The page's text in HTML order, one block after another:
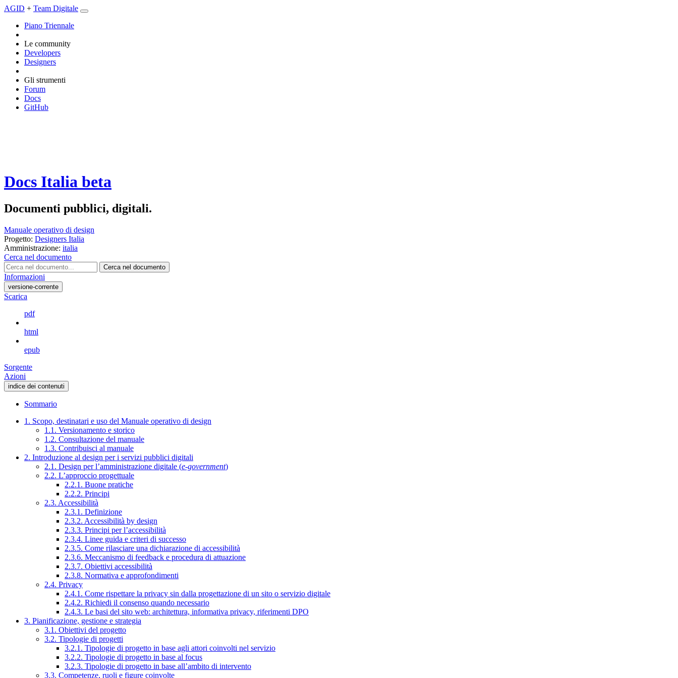
AGID + Team Digitale
Piano Triennale
Le community
Developers
Designers
Gli strumenti
Forum
Docs
GitHub
Docs Italia beta
Documenti pubblici, digitali.
Manuale operativo di design
Progetto: Designers Italia
Amministrazione: italia
Cerca nel documento
Cerca nel documento
Informazioni
versione-corrente
Scarica
pdf
html
epub
Sorgente
Azioni
indice dei contenuti
Sommario
1. Scopo, destinatari e uso del Manuale operativo di design
1.1. Versionamento e storico
1.2. Consultazione del manuale
1.3. Contribuisci al manuale
2. Introduzione al design per i servizi pubblici digitali
2.1. Design per l’amministrazione digitale (e-government)
2.2. L’approccio progettuale
2.2.1. Buone pratiche
2.2.2. Principi
2.3. Accessibilità
2.3.1. Definizione
2.3.2. Accessibilità by design
2.3.3. Principi per l’accessibilità
2.3.4. Linee guida e criteri di successo
2.3.5. Come rilasciare una dichiarazione di accessibilità
2.3.6. Meccanismo di feedback e procedura di attuazione
2.3.7. Obiettivi accessibilità
2.3.8. Normativa e approfondimenti
2.4. Privacy
2.4.1. Come rispettare la privacy sin dalla progettazione di un sito o servizio digitale
2.4.2. Richiedi il consenso quando necessario
2.4.3. Le basi del sito web: architettura, informativa privacy, riferimenti DPO
3. Pianificazione, gestione e strategia
3.1. Obiettivi del progetto
3.2. Tipologie di progetti
3.2.1. Tipologie di progetto in base agli attori coinvolti nel servizio
3.2.2. Tipologie di progetto in base al focus
3.2.3. Tipologie di progetto in base all’ambito di intervento
3.3. Competenze, ruoli e figure coinvolte